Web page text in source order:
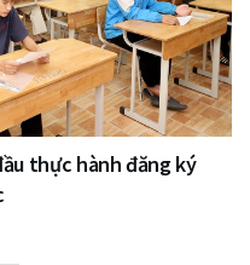
thực hành đăng ký